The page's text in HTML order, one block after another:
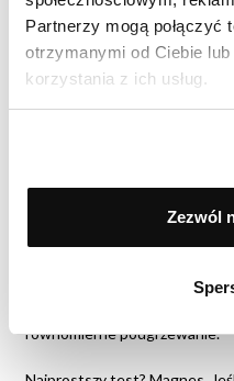
Partnerzy mogą połączyć
otrzymanymi od Ciebie
korzystania z ich usług.
Zezwól
Garnki do kuchni
Dziś kuchenka indukcyjna to
„zadziałał”. W praktyce
indukcję
efektywnie. I właśnie tu
powierzchni płyty. To
równomierne podgrzewanie.